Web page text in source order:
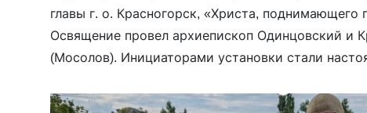
главы г. о. Красногорск, «Христа, поднимающего
Освящение провел архиепископ Одинцовский и
(Мосолов). Инициаторами установки стали
возникла после гибели друга священника на поле